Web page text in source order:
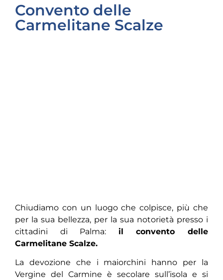
Convento delle
Carmelitane Scalze
Chiudiamo con un luogo che colpisce, più che
per la sua bellezza, per la sua notorietà presso i
cittadini di Palma: il convento delle
Carmelitane Scalze.
La devozione che i maiorchini hanno per la
Vergine del Carmine è secolare sull’isola e si